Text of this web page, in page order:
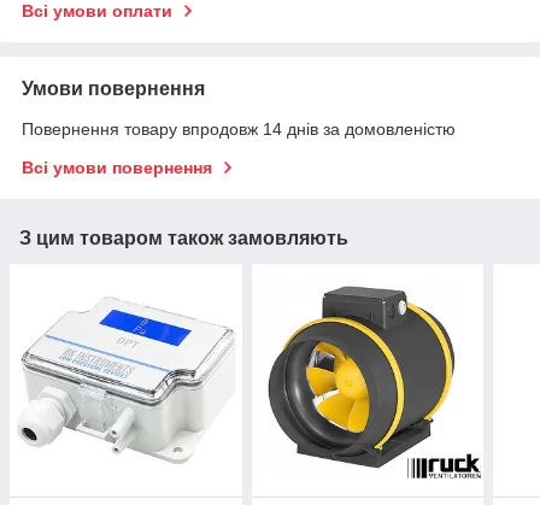
Всі умови оплати
Умови повернення
Повернення товару впродовж 14 днів за домовленістю
Всі умови повернення
З цим товаром також замовляють